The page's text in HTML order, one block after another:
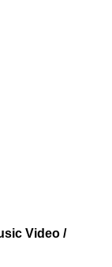
Video /